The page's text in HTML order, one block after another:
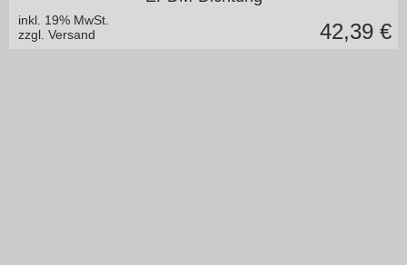
inkl. 19% MwSt.
zzgl. Versand
42,39 €